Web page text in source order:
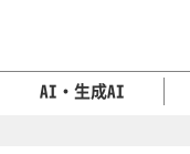
AI・生成AI